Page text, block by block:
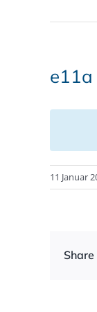
e11a
11 Januar